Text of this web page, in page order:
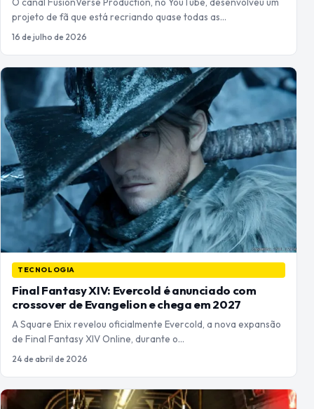
projeto de fã que está recriando quase todas as…
16 de julho de 2026
TECNOLOGIA
Final Fantasy XIV: Evercold é anunciado com
crossover de Evangelion e chega em 2027
A Square Enix revelou oficialmente Evercold, a nova expansão
de Final Fantasy XIV Online, durante o…
24 de abril de 2026